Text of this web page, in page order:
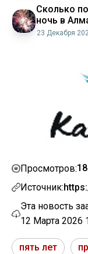
Сколько
ночь в
23 Декабря
Просмотров:
Источник:
Эта новость
12 Марта 2026
пять лет